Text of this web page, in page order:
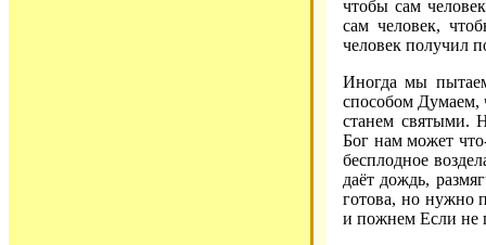
чтобы сам
сам человек,
человек получил
Иногда мы
способом Думаем,
станем святыми.
Бог нам может
бесплодное
даёт дождь,
готова, но нужно
и пожнем Если не